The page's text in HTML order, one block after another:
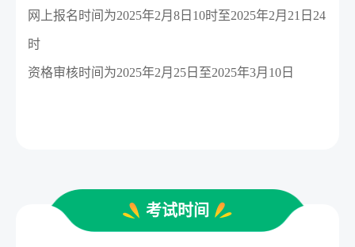
网上报名时间为2025年2月8日10时至2025年2月21日24
时
资格审核时间为2025年2月25日至2025年3月10日
考试时间